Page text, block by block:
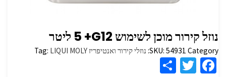
נוזל קירור מוכן לשימוש G12+ ‏5 ליטר
SKU: 54931 Category: נוזלי קירור ואנטיפריז Tag: LIQUI MOLY
Fa
T